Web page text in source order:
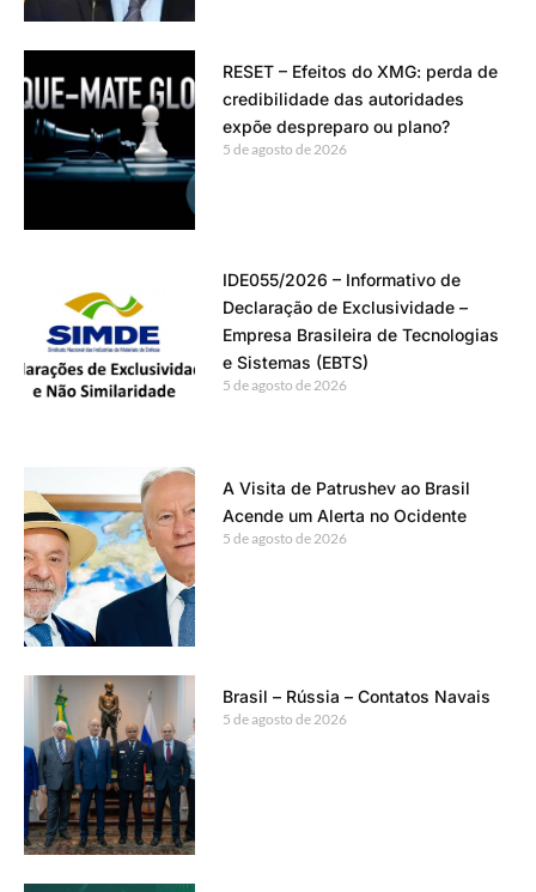
RESET – Efeitos do XMG: perda de
credibilidade das autoridades
expõe despreparo ou plano?
5 de agosto de 2026
IDE055/2026 – Informativo de
Declaração de Exclusividade –
Empresa Brasileira de Tecnologias
e Sistemas (EBTS)
5 de agosto de 2026
A Visita de Patrushev ao Brasil
Acende um Alerta no Ocidente
5 de agosto de 2026
Brasil – Rússia – Contatos Navais
5 de agosto de 2026